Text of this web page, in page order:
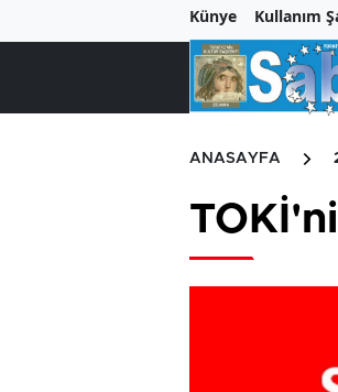
Künye Kullanım
ANASAYFA